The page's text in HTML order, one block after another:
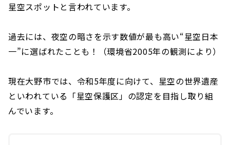
星空スポットと言われています。
過去には、夜空の暗さを示す数値が最も高い“星空日本
一”に選ばれたことも！（環境省2005年の観測により）
現在大野市では、令和5年度に向けて、星空の世界遺産
といわれている「星空保護区」の認定を目指し取り組
んでいます。